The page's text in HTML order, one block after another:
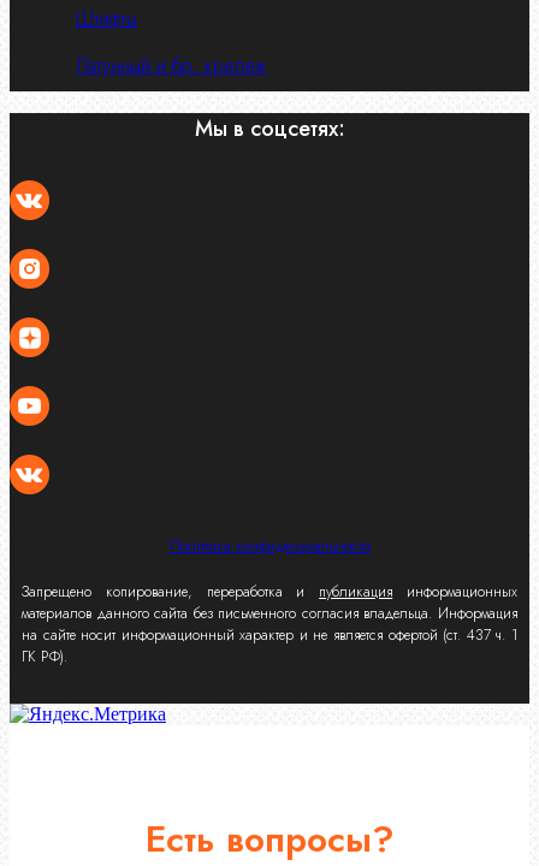
Штифты
Латунный и бр. крепеж
Мы в соцсетях:
Политика конфиденциальности
Запрещено копирование, переработка и публикация информационных
материалов данного сайта без письменного согласия владельца. Информация
на сайте носит информационный характер и не является офертой (ст. 437 ч. 1
ГК РФ).
Есть вопросы?